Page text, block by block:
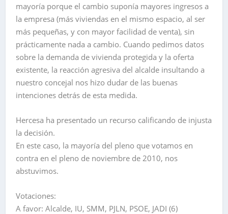
mayoría porque el cambio suponía mayores ingresos a
la empresa (más viviendas en el mismo espacio, al ser
más pequeñas, y con mayor facilidad de venta), sin
prácticamente nada a cambio. Cuando pedimos datos
sobre la demanda de vivienda protegida y la oferta
existente, la reacción agresiva del alcalde insultando a
nuestro concejal nos hizo dudar de las buenas
intenciones detrás de esta medida.
Hercesa ha presentado un recurso calificando de injusta
la decisión.
En este caso, la mayoría del pleno que votamos en
contra en el pleno de noviembre de 2010, nos
abstuvimos.
Votaciones:
A favor: Alcalde, IU, SMM, PJLN, PSOE, JADI (6)